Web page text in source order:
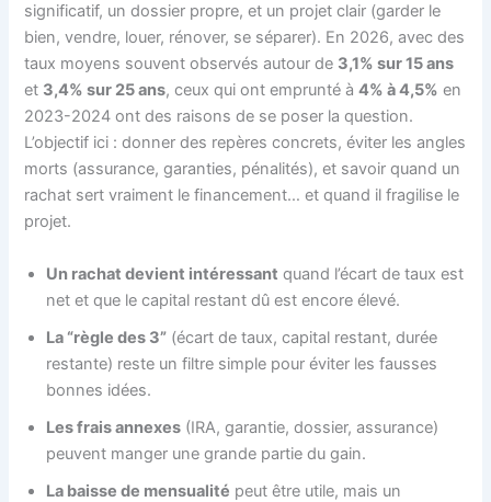
significatif, un dossier propre, et un projet clair (garder le
bien, vendre, louer, rénover, se séparer). En 2026, avec des
taux moyens souvent observés autour de 3,1% sur 15 ans
et 3,4% sur 25 ans, ceux qui ont emprunté à4% à 4,5% en
2023-2024 ont des raisons de se poser la question.
L’objectif ici : donner des repères concrets, éviter les angles
morts (assurance, garanties, pénalités), et savoir quand un
rachat sert vraiment le financement… et quand il fragilise le
projet.
Un rachat devient intéressant quand l’écart de taux est
net et que le capital restant dû est encore élevé.
La “règle des 3” (écart de taux, capital restant, durée
restante) reste un filtre simple pour éviter les fausses
bonnes idées.
Les frais annexes (IRA, garantie, dossier, assurance)
peuvent manger une grande partie du gain.
La baisse de mensualité peut être utile, mais un